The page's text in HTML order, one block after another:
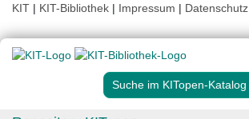
KIT | KIT-Bibliothek | Impressum | Datenschutz
Suche im KITopen-Katalog